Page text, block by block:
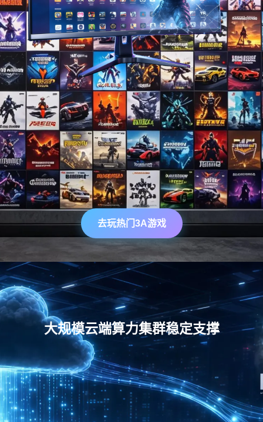
去玩热门3A游戏
大规模云端算力集群稳定支撑